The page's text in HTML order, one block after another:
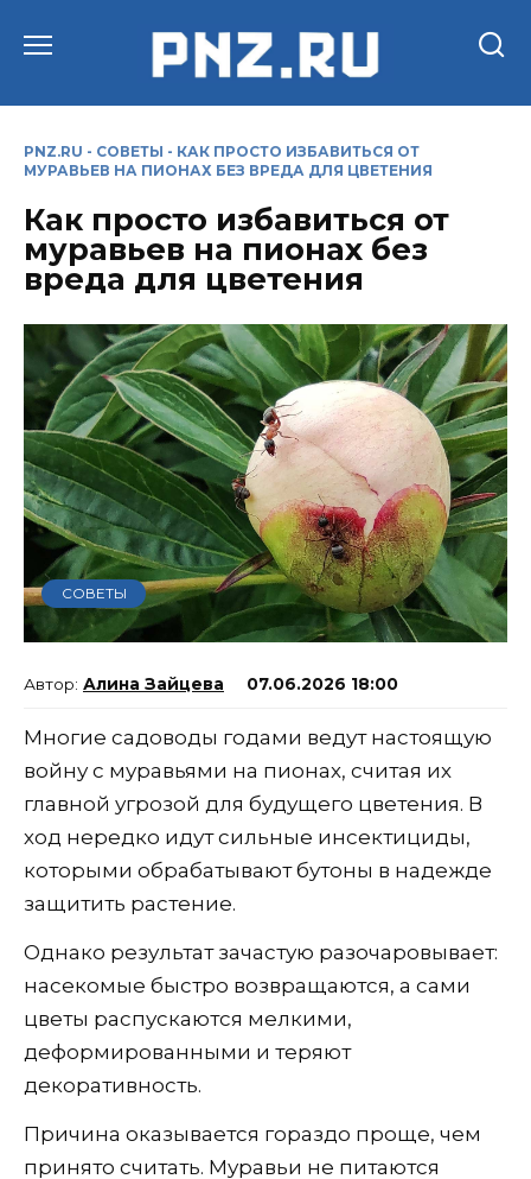
PNZ.RU - СОВЕТЫ - КАК ПРОСТО ИЗБАВИТЬСЯ ОТ
МУРАВЬЕВ НА ПИОНАХ БЕЗ ВРЕДА ДЛЯ ЦВЕТЕНИЯ
Как просто избавиться от
муравьев на пионах без
вреда для цветения
СОВЕТЫ
Алина Зайцева 07.06.2026 18:00
Многие садоводы годами ведут настоящую
войну с муравьями на пионах, считая их
главной угрозой для будущего цветения. В
ход нередко идут сильные инсектициды,
которыми обрабатывают бутоны в надежде
защитить растение.
Однако результат зачастую разочаровывает:
насекомые быстро возвращаются, а сами
цветы распускаются мелкими,
деформированными и теряют
декоративность.
Причина оказывается гораздо проще, чем
принято считать. Муравьи не питаются